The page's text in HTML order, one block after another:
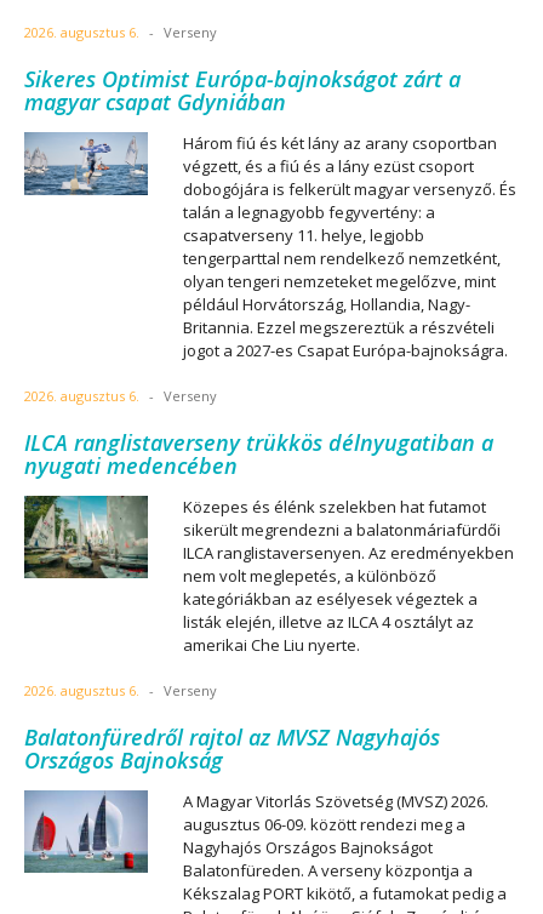
2026. augusztus 6. - Verseny
Sikeres Optimist Európa-bajnokságot zárt a
magyar csapat Gdyniában
Három fiú és két lány az arany csoportban
végzett, és a fiú és a lány ezüst csoport
dobogójára is felkerült magyar versenyző. És
talán a legnagyobb fegyvertény: a
csapatverseny 11. helye, legjobb
tengerparttal nem rendelkező nemzetként,
olyan tengeri nemzeteket megelőzve, mint
például Horvátország, Hollandia, Nagy-
Britannia. Ezzel megszereztük a részvételi
jogot a 2027-es Csapat Európa-bajnokságra.
2026. augusztus 6. - Verseny
ILCA ranglistaverseny trükkös délnyugatiban a
nyugati medencében
Közepes és élénk szelekben hat futamot
sikerült megrendezni a balatonmáriafürdői
ILCA ranglistaversenyen. Az eredményekben
nem volt meglepetés, a különböző
kategóriákban az esélyesek végeztek a
listák elején, illetve az ILCA 4 osztályt az
amerikai Che Liu nyerte.
2026. augusztus 6. - Verseny
Balatonfüredről rajtol az MVSZ Nagyhajós
Országos Bajnokság
A Magyar Vitorlás Szövetség (MVSZ) 2026.
augusztus 06-09. között rendezi meg a
Nagyhajós Országos Bajnokságot
Balatonfüreden. A verseny központja a
Kékszalag PORT kikötő, a futamokat pedig a